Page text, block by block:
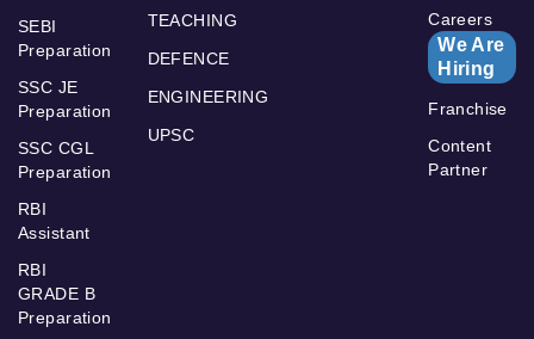
SEBI
Preparation
SSC JE
Preparation
SSC CGL
Preparation
RBI
Assistant
RBI
GRADE B
Preparation
TEACHING
DEFENCE
ENGINEERING
UPSC
Careers
We Are
Hiring
Franchise
Content
Partner